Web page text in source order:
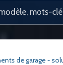
de garage -